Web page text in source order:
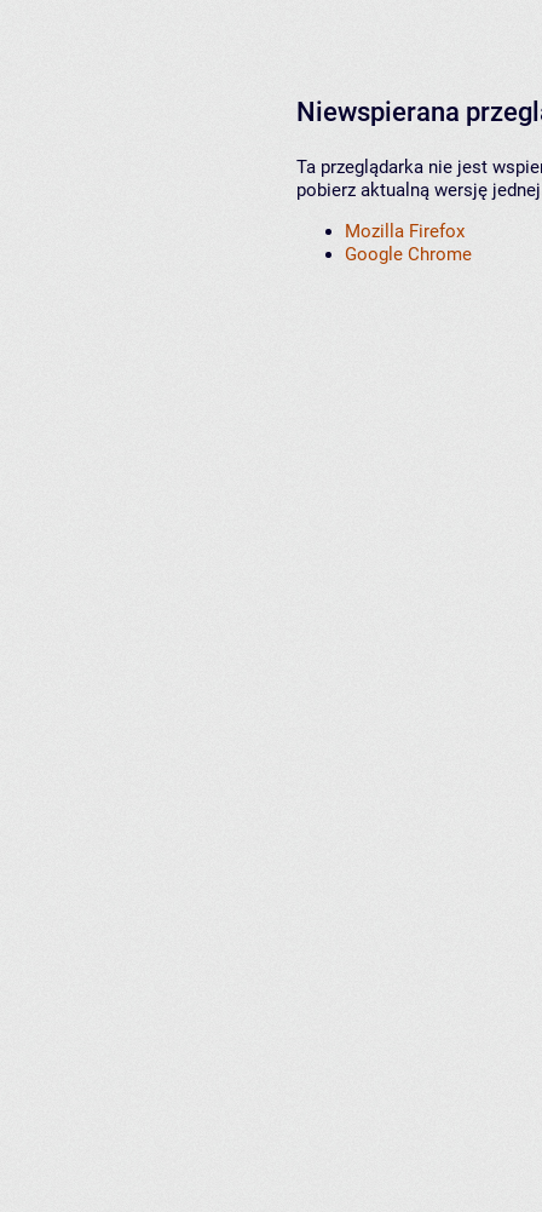
Niewspierana
Ta przeglądarka nie jest
pobierz aktualną wersję
Mozilla Firefox
Google Chrome